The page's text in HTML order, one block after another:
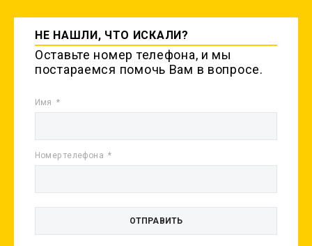
НЕ НАШЛИ, ЧТО ИСКАЛИ?
Оставьте номер телефона, и мы
постараемся помочь Вам в вопросе.
Имя
Номер телефона